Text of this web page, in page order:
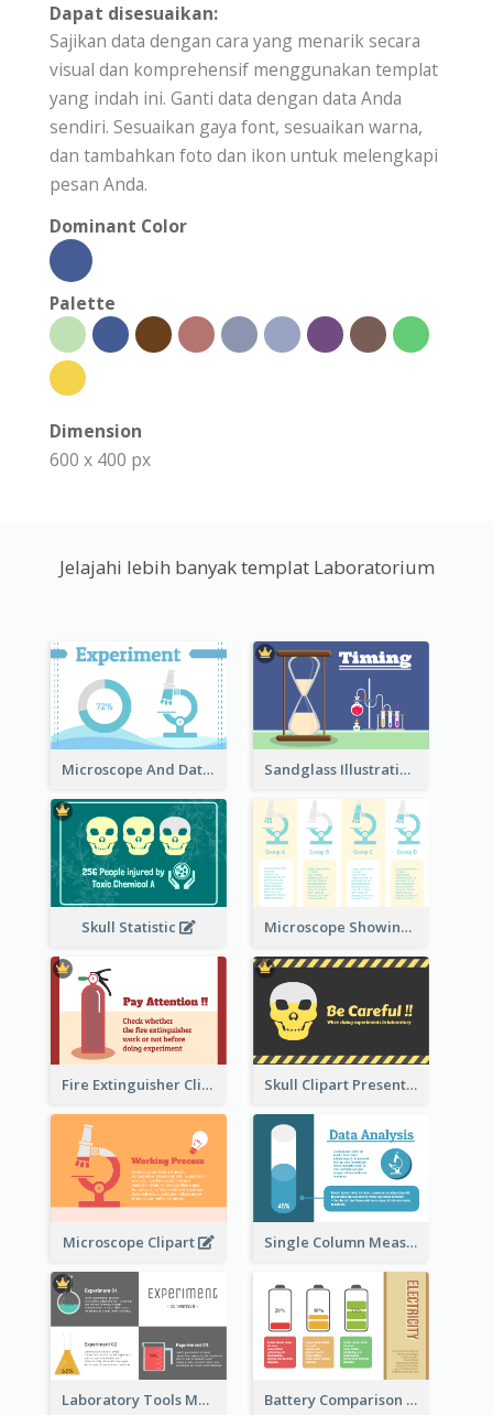
Dapat disesuaikan:
Sajikan data dengan cara yang menarik secara
visual dan komprehensif menggunakan templat
yang indah ini. Ganti data dengan data Anda
sendiri. Sesuaikan gaya font, sesuaikan warna,
dan tambahkan foto dan ikon untuk melengkapi
pesan Anda.
Dominant Color
Palette
Dimension
600 x 400 px
Jelajahi lebih banyak templat Laboratorium
Microscope And Data Clipart Sandglass Illustration
Skull Statistic Microscope Showing Comparison
Fire Extinguisher Clipart Skull Clipart Presenting Dangerous
Microscope Clipart Single Column Measurement
Laboratory Tools Measurement And Comparison Battery Comparison Schematic Diagram